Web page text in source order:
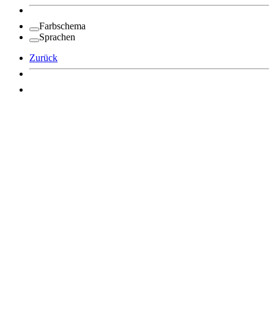
Farbschema
Sprachen
Zurück